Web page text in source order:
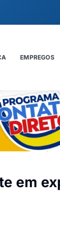
EMPREGOS
em